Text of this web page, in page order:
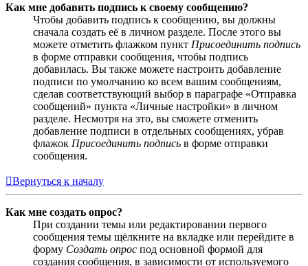
Как мне добавить подпись к своему сообщению?
Чтобы добавить подпись к сообщению, вы должны
сначала создать её в личном разделе. После этого вы
можете отметить флажком пункт Присоединить подпись
в форме отправки сообщения, чтобы подпись
добавилась. Вы также можете настроить добавление
подписи по умолчанию ко всем вашим сообщениям,
сделав соответствующий выбор в параграфе «Отправка
сообщений» пункта «Личные настройки» в личном
разделе. Несмотря на это, вы сможете отменить
добавление подписи в отдельных сообщениях, убрав
флажок Присоединить подпись в форме отправки
сообщения.
Вернуться к началу
Как мне создать опрос?
При создании темы или редактировании первого
сообщения темы щёлкните на вкладке или перейдите в
форму Создать опрос под основной формой для
создания сообщения, в зависимости от используемого